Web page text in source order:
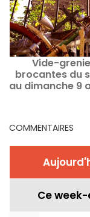
Vide-
brocantes du
au dimanche 9
COMMENTAIRES
Ce